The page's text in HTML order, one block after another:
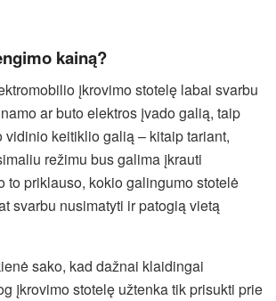
kainą?
įkrovimo stotelę labai svarbu
ar buto elektros įvado galią, taip
vidinio keitiklio galią – kitaip tariant,
režimu bus galima įkrauti
to priklauso, kokio galingumo stotelė
svarbu nusimatyti ir patogią vietą
sako, kad dažnai klaidingai
įkrovimo stotelę užtenka tik prisukti prie